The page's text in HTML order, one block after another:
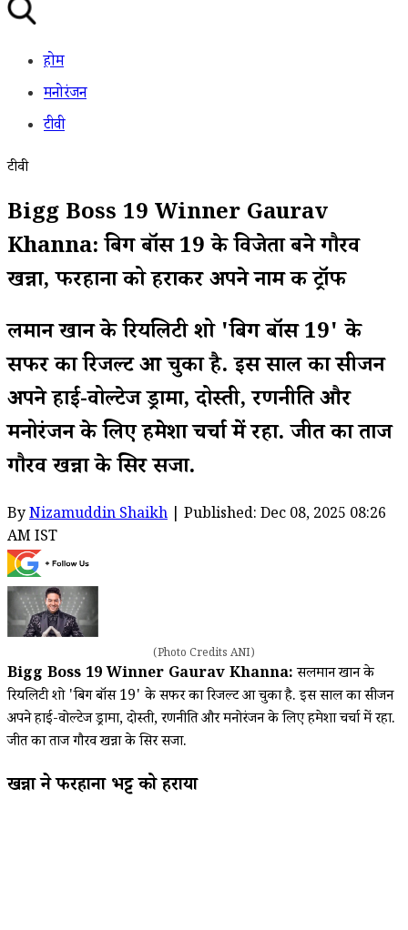
होम
मनोरंजन
टीवी
टीवी
Bigg Boss 19 Winner Gaurav
Khanna: बिग बॉस 19 के विजेता बने गौरव
खन्ना, फरहाना को हराकर अपने नाम की ट्रॉफी
लमान खान के रियलिटी शो 'बिग बॉस 19' के
सफर का रिजल्ट आ चुका है. इस साल का सीजन
अपने हाई-वोल्टेज ड्रामा, दोस्ती, रणनीति और
मनोरंजन के लिए हमेशा चर्चा में रहा. जीत का ताज
गौरव खन्ना के सिर सजा.
ByNizamuddin Shaikh | Published: Dec 08, 2025 08:26
AM IST
(Photo Credits ANI)
Bigg Boss 19 Winner Gaurav Khanna:सलमान खान के
रियलिटी शो 'बिग बॉस 19' के सफर का रिजल्ट आ चुका है. इस साल का सीजन
अपने हाई-वोल्टेज ड्रामा, दोस्ती, रणनीति और मनोरंजन के लिए हमेशा चर्चा में रहा.
जीत का ताज गौरव खन्ना के सिर सजा.
खन्ना ने फरहाना भट्ट को हराया